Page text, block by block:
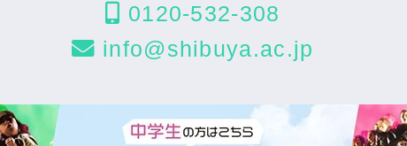
0120-532-308
info@shibuya.ac.jp